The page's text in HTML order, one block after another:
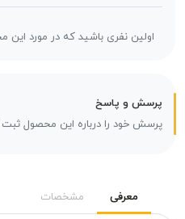
اولین نفری باشید که در مورد
پرسش و پاسخ
پرسش خود را درباره این محصول ثبت
معرفی مشخصات